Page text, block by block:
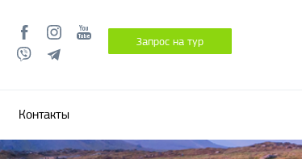
Запрос на тур
Контакты